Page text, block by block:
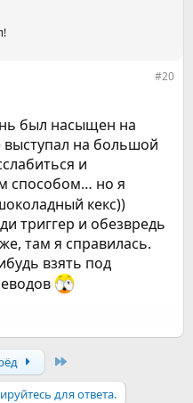
#20
был насыщен на
на большой
и
способом… но я
кекс))
триггер и обезвредь
там я справилась.
взять под
для ответа.